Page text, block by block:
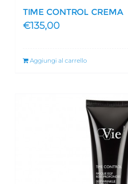
TIME CONTROL CREMA
€135,00
Aggiungi al carrello